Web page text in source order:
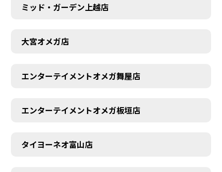
ミッド・ガーデン上越店
大宮オメガ店
エンターテイメントオメガ舞屋店
エンターテイメントオメガ板垣店
タイヨーネオ富山店